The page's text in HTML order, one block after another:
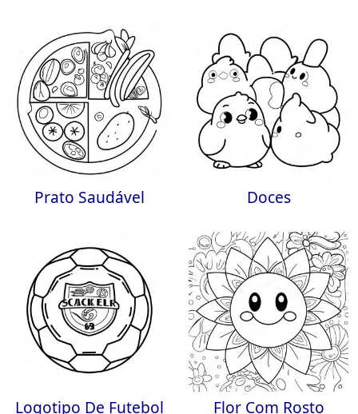
Prato Saudável Doces
Logotipo De Futebol
Flor Com Rosto